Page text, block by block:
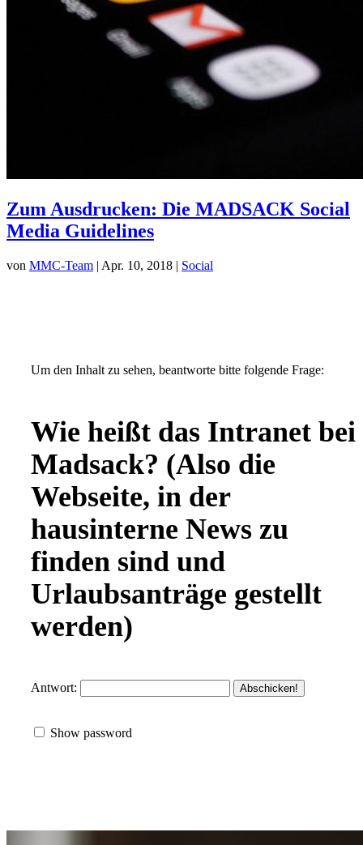
Zum Ausdrucken: Die MADSACK Social
Media Guidelines
von MMC-Team | Apr. 10, 2018 | Social
Um den Inhalt zu sehen, beantworte bitte folgende Frage:
Wie heißt das Intranet bei
Madsack? (Also die
Webseite, in der
hausinterne News zu
finden sind und
Urlaubsanträge gestellt
werden)
Antwort:
Show password